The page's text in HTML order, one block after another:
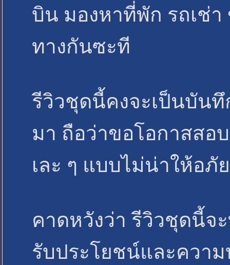
บิน มองหาที่พัก รถเช่า
ทางกันซะที
รีวิวชุดนี้คงจะเป็นบัน
มา ถือว่าขอโอกาสสอ
เละ ๆ แบบไม่น่าให้อ
คาดหวังว่า รีวิวชุดนี้จ
รับประโยชน์และควา